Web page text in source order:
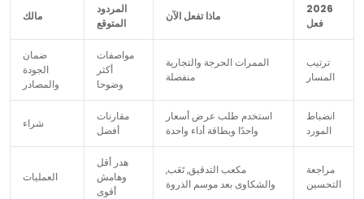
2026
فعل
ماذا تفعل الآن
المردود
المتوقع
مالك
ترتيب
المسار
الممرات الحرجة والتجارية
منفصلة
مواصفات
أكثر
وضوحا
ضمان
الجودة
والمصادر
انضباط
المورد
استخدم طلب عرض أسعار
واحدًا وبطاقة أداء واحدة
مقارنات
أفضل
شراء
مراجعة
التحسين
مكعب التدقيق, تَعَب,
والشكاوى بعد موسم الذروة
هدر أقل
وهامش
أقوى
العمليات